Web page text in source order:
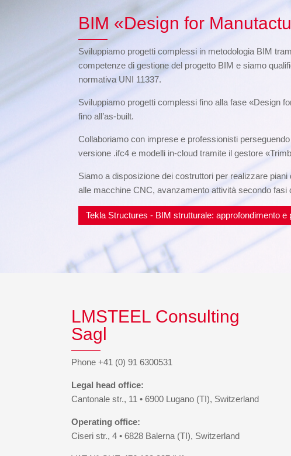
BIM «Design for
Sviluppiamo progetti complessi in metodologia BIM
competenze di gestione del progetto BIM e siamo
normativa UNI 11337.
Sviluppiamo progetti complessi fino alla fase «Design
fino all’as-built.
Collaboriamo con imprese e professionisti
versione .ifc4 e modelli in-cloud tramite il gestore
Siamo a disposizione dei costruttori per realizzare
alle macchine CNC, avanzamento attività secondo
Tekla Structures - BIM strutturale: approfondimento e
LMSTEEL Consulting
Sagl
Phone +41 (0) 91 6300531
Legal head office:
Cantonale str., 11 • 6900 Lugano (TI), Switzerland
Operating office:
Ciseri str., 4 • 6828 Balerna (TI), Switzerland